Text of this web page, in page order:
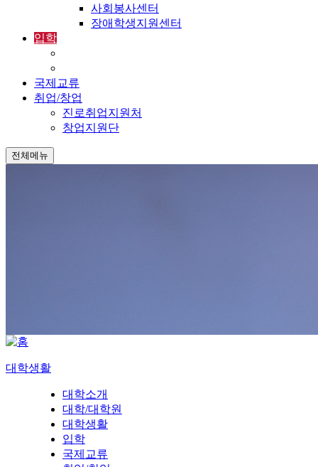
사회봉사센터
장애학생지원센터
입학
국제교류
취업/창업
진로취업지원처
창업지원단
전체메뉴
대학생활
대학소개
대학/대학원
대학생활
입학
국제교류